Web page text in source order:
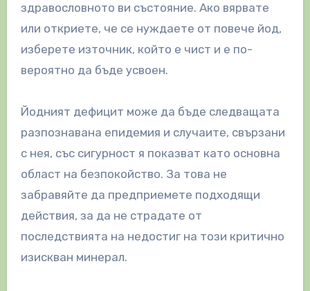
здравословното ви състояние. Ако вярвате
или откриете, че се нуждаете от повече йод,
изберете източник, който е чист и е по-
вероятно да бъде усвоен.
Йодният дефицит може да бъде следващата
разпознавана епидемия и случаите, свързани
с нея, със сигурност я показват като основна
област на безпокойство. За това не
забравяйте да предприемете подходящи
действия, за да не страдате от
последствията на недостиг на този критично
изискван минерал.